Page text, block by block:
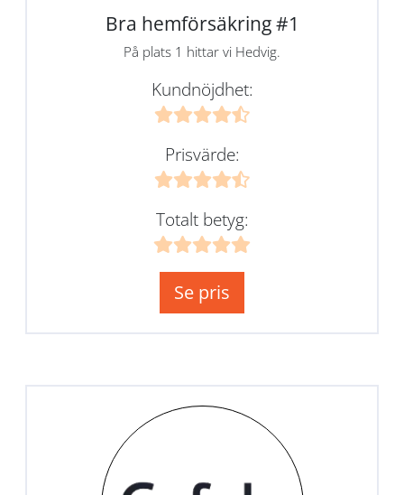
Bra hemförsäkring #1
På plats 1 hittar vi Hedvig.
Kundnöjdhet:
Prisvärde:
Totalt betyg:
Se pris